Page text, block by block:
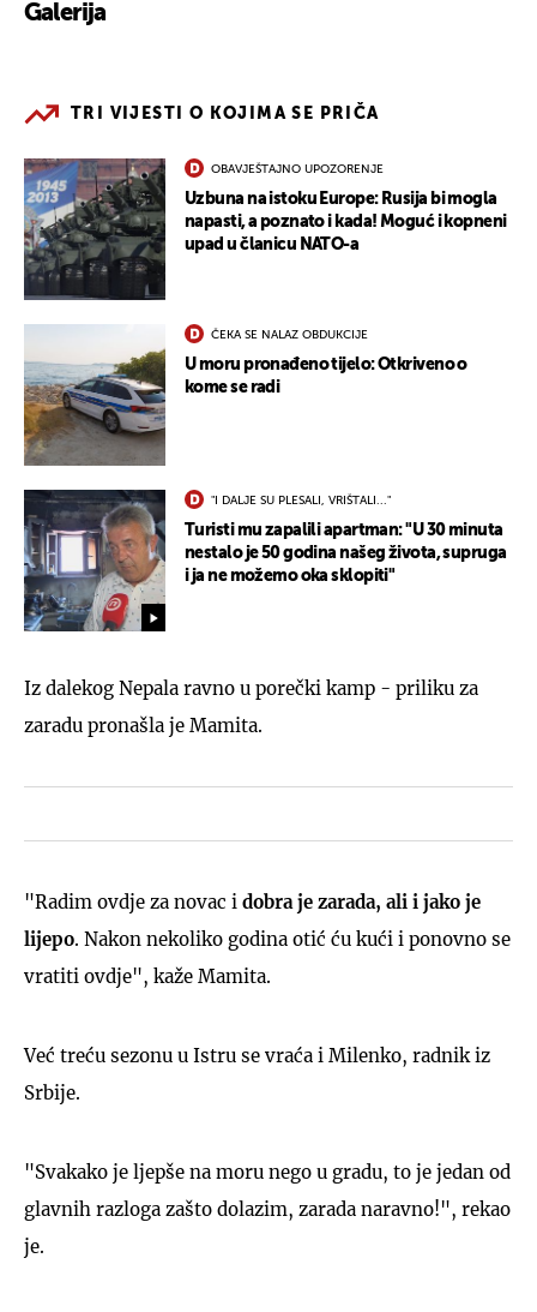
Galerija
TRI VIJESTI O KOJIMA SE PRIČA
OBAVJEŠTAJNO UPOZORENJE
Uzbuna na istoku Europe: Rusija bi mogla
napasti, a poznato i kada! Moguć i kopneni
upad u članicu NATO-a
ČEKA SE NALAZ OBDUKCIJE
U moru pronađeno tijelo: Otkriveno o
kome se radi
"I DALJE SU PLESALI, VRIŠTALI..."
Turisti mu zapalili apartman: "U 30 minuta
nestalo je 50 godina našeg života, supruga
i ja ne možemo oka sklopiti"
Iz dalekog Nepala ravno u porečki kamp - priliku za
zaradu pronašla je Mamita.
"Radim ovdje za novac i dobra je zarada, ali i jako je
lijepo. Nakon nekoliko godina otić ću kući i ponovno se
vratiti ovdje", kaže Mamita.
Već treću sezonu u Istru se vraća i Milenko, radnik iz
Srbije.
"Svakako je ljepše na moru nego u gradu, to je jedan od
glavnih razloga zašto dolazim, zarada naravno!", rekao
je.